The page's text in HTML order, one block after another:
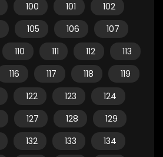
100 101
102
105 106
107
110 111 112
113
116 117 118
119
122 123
124
127 128
129
132 133
134